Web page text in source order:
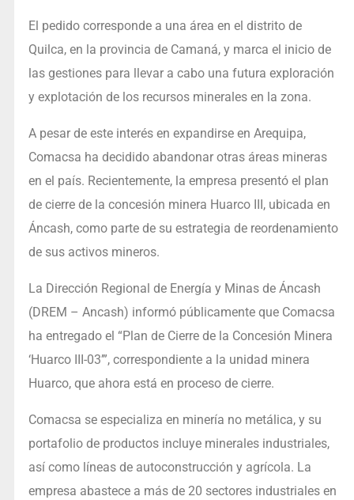
El pedido corresponde a una área en el distrito de
Quilca, en la provincia de Camaná, y marca el inicio de
las gestiones para llevar a cabo una futura exploración
y explotación de los recursos minerales en la zona.
A pesar de este interés en expandirse en Arequipa,
Comacsa ha decidido abandonar otras áreas mineras
en el país. Recientemente, la empresa presentó el plan
de cierre de la concesión minera Huarco III, ubicada en
Áncash, como parte de su estrategia de reordenamiento
de sus activos mineros.
La Dirección Regional de Energía y Minas de Áncash
(DREM – Ancash) informó públicamente que Comacsa
ha entregado el “Plan de Cierre de la Concesión Minera
‘Huarco III-03’”, correspondiente a la unidad minera
Huarco, que ahora está en proceso de cierre.
Comacsa se especializa en minería no metálica, y su
portafolio de productos incluye minerales industriales,
así como líneas de autoconstrucción y agrícola. La
empresa abastece a más de 20 sectores industriales en